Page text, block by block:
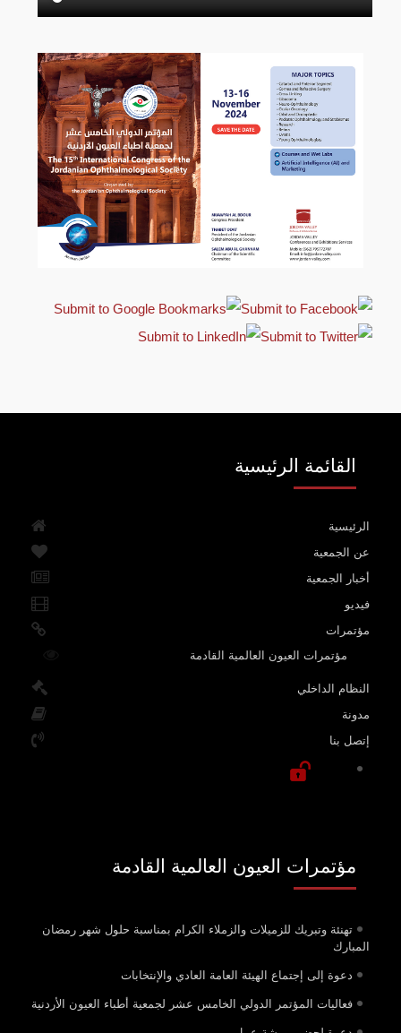
القائمة الرئيسية
الرئيسية
عن الجمعية
أخبار الجمعية
فيديو
مؤتمرات
مؤتمرات العيون العالمية القادمة
النظام الداخلي
مدونة
إتصل بنا
مؤتمرات العيون العالمية القادمة
تهنئة وتبريك للزميلات والزملاء الكرام بمناسبة حلول شهر رمضان
المبارك
دعوة إلى إجتماع الهيئة العامة العادي والإنتخابات
فعاليات المؤتمر الدولي الخامس عشر لجمعية أطباء العيون الأردنية